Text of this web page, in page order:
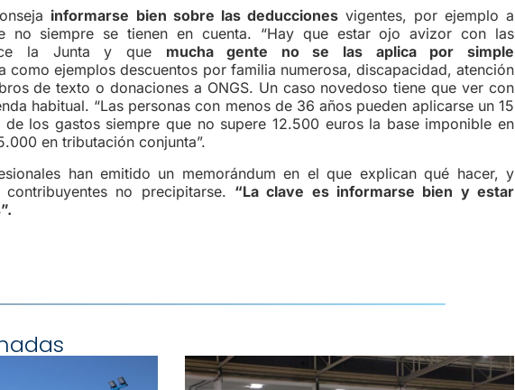
informarse bien sobre las deduccionesvigentes, por ejemplo a
no siempre se tienen en cuenta. “Hay que estar ojo avizor con las
la Junta y que mucha gente no se las aplica por simple
como ejemplos descuentos por familia numerosa, discapacidad, atención
de texto o donaciones a ONGS. Un caso novedoso tiene que ver con
habitual. “Las personas con menos de 36 años pueden aplicarse un 15
los gastos siempre que no supere 12.500 euros la base imponible en
en tributación conjunta”.
han emitido un memorándum en el que explican qué hacer, y
no precipitarse. “La clave es informarse bien y estar